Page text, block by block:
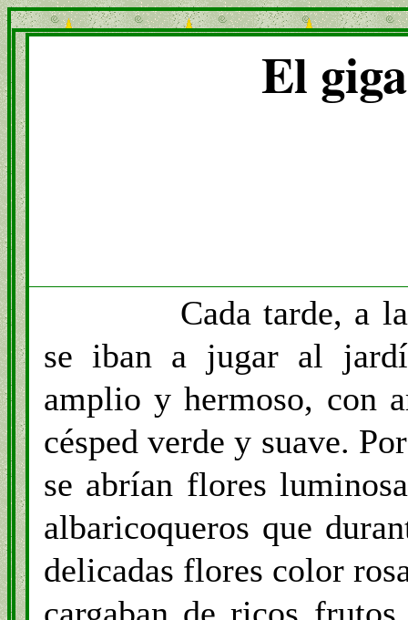
El
Cada tarde, a
se iban a jugar al
amplio y hermoso, con
césped verde y suave.
se abrían flores
albaricoqueros que
delicadas flores color